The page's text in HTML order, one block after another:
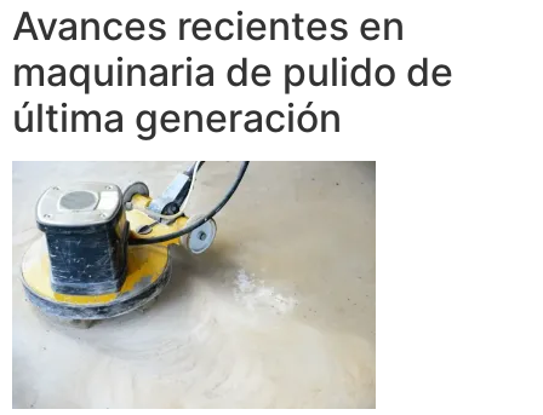
Avances recientes en
maquinaria de pulido de
última generación